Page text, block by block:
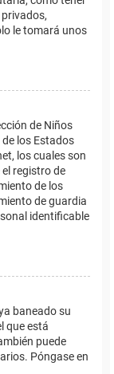
le tomará unos
de Niños
los Estados
los cuales son
registro de
de los
de guardia
identificable
baneado su
que está
puede
Póngase en